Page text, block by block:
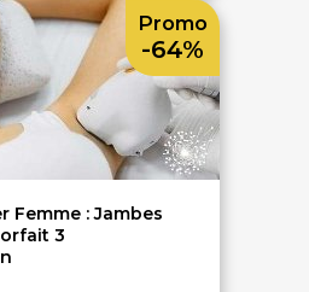
Femme : Jambes
3
Promo
-64%